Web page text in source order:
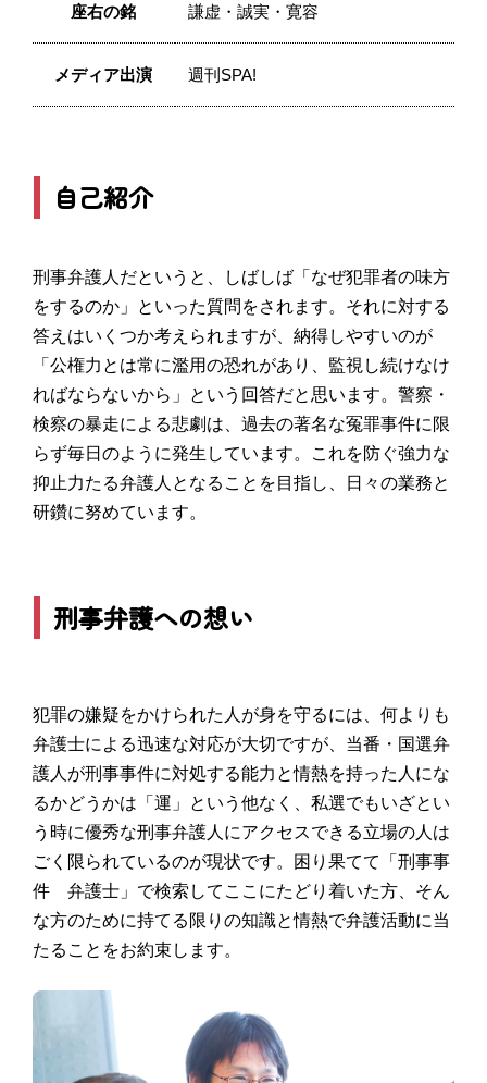
座右の銘 謙虚・誠実・寛容
メディア出演 週刊SPA!
自己紹介
刑事弁護人だというと、しばしば「なぜ犯罪者の味方
をするのか」といった質問をされます。それに対する
答えはいくつか考えられますが、納得しやすいのが
「公権力とは常に濫用の恐れがあり、監視し続けなけ
ればならないから」という回答だと思います。警察・
検察の暴走による悲劇は、過去の著名な冤罪事件に限
らず毎日のように発生しています。これを防ぐ強力な
抑止力たる弁護人となることを目指し、日々の業務と
研鑽に努めています。
刑事弁護への想い
犯罪の嫌疑をかけられた人が身を守るには、何よりも
弁護士による迅速な対応が大切ですが、当番・国選弁
護人が刑事事件に対処する能力と情熱を持った人にな
るかどうかは「運」という他なく、私選でもいざとい
う時に優秀な刑事弁護人にアクセスできる立場の人は
ごく限られているのが現状です。困り果てて「刑事事
件 弁護士」で検索してここにたどり着いた方、そん
な方のために持てる限りの知識と情熱で弁護活動に当
たることをお約束します。